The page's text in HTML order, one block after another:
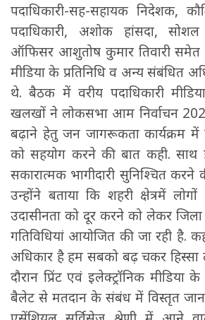
पदाधिकारी-सह-सहायक निदेशक,
पदाधिकारी, अशोक हांसदा, सोशल
ऑफिसर आशुतोष कुमार तिवारी समेत
मीडिया के प्रतिनिधि व अन्य संबंधित
थे. बैठक में वरीय पदाधिकारी
खलखों ने लोकसभा आम निर्वाचन
बढ़ाने हेतु जन जागरूकता कार्यक्रम में
को सहयोग करने की बात कही.
सकारात्मक भागीदारी सुनिश्चित करने
उन्होंने बताया कि शहरी क्षेत्र में
उदासीनता को दूर करने को लेकर जिला
गतिविधियां आयोजित की जा रही है.
अधिकार है हम सबको बढ़ चकर
दौरान प्रिंट एवं इलेक्ट्रॉनिक मीडिया
बैलेट से मतदान के संबंध में विस्तृत